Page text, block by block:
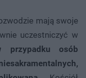
mają swoje
uczestniczyć w
przypadku osób